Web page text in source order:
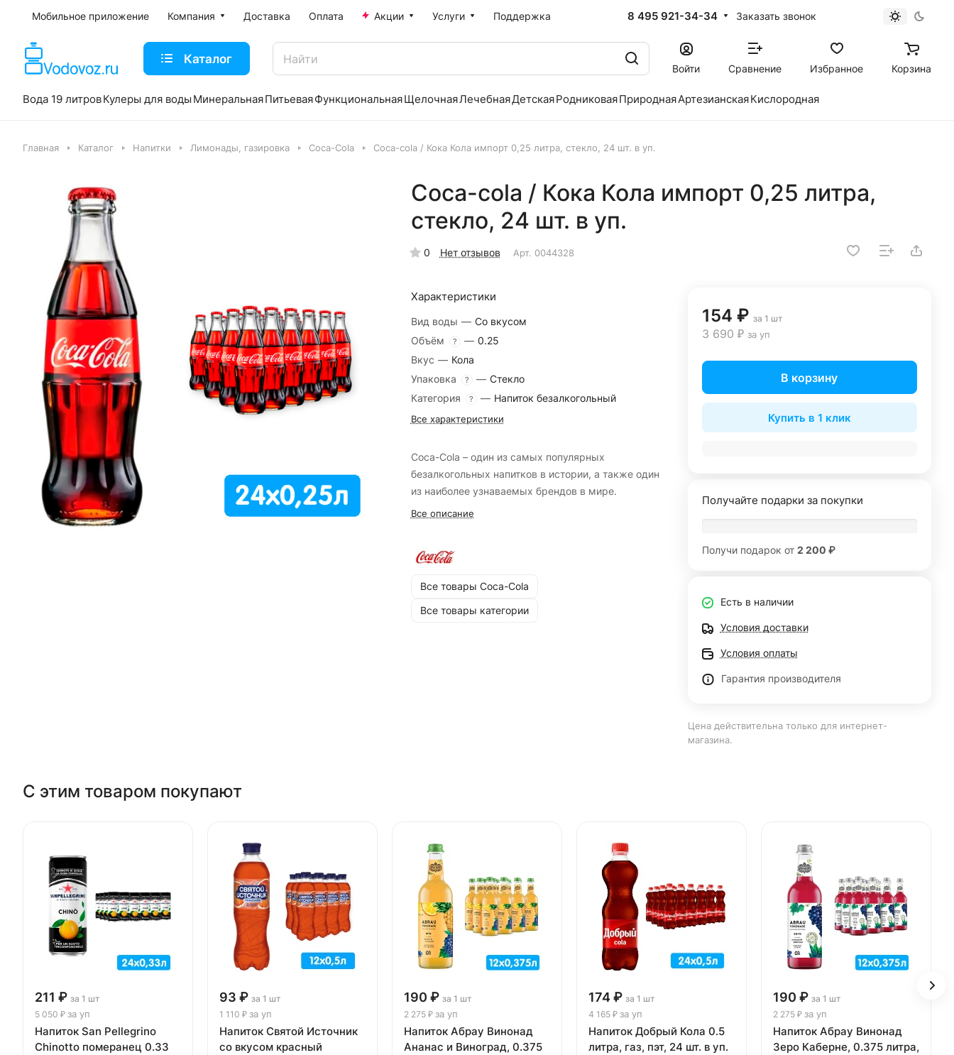
Мобильное приложение Компания Доставка Оплата Акции Услуги Поддержка 8 495 921-34-34 Заказать звонок
Каталог
Войти Сравнение Избранное Корзина
Вода 19 литровКулеры для воды МинеральнаяПитьеваяФункциональнаяЩелочнаяЛечебнаяДетскаяРодниковаяПрироднаяАртезианскаяКислородная
Главная Каталог Напитки Лимонады, газировка Coca-Cola Coca-cola / Кока Кола импорт 0,25 литра, стекло, 24 шт. в уп.
Coca-cola / Кока Кола импорт 0,25 литра,
стекло, 24 шт. в уп.
0 Нет отзывов Арт. 0044328
Характеристики
Вид воды — Со вкусом
Объём
? — 0.25
Вкус — Кола
Упаковка
? — Стекло
Категория
? — Напиток безалкогольный
Все характеристики
Coca-Cola – один из самых популярных
безалкогольных напитков в истории, а также один
из наиболее узнаваемых брендов в мире.
Все описание
Все товары Coca-Cola
Все товары категории
154 ₽ за 1 шт
3 690 ₽ за уп
В корзину
Купить в 1 клик
Получайте подарки за покупки
Получи подарок от 2 200 ₽
Есть в наличии
Условия доставки
Условия оплаты
Гарантия производителя
Цена действительна только для интернет-
магазина.
С этим товаром покупают
211 ₽ за 1 шт
5 050 ₽ за уп
Напиток San Pellegrino
Chinotto померанец 0.33
93 ₽ за 1 шт
1 110 ₽ за уп
Напиток Святой Источник
со вкусом красный
190 ₽ за 1 шт
2 275 ₽ за уп
Напиток Абрау Винонад
Ананас и Виноград, 0.375
174 ₽ за 1 шт
4 165 ₽ за уп
Напиток Добрый Кола 0.5
литра, газ, пэт, 24 шт. в уп.
190 ₽ за 1 шт
2 275 ₽ за уп
Напиток Абрау Винонад
Зеро Каберне, 0.375 литра,